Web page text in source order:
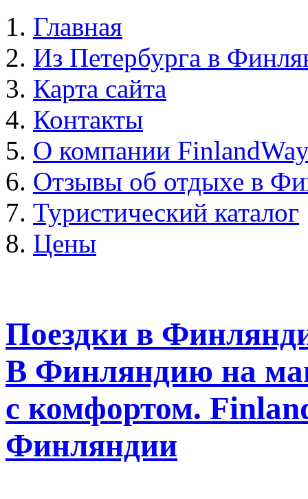
Главная
Из Петербурга в
Карта сайта
Контакты
О компании
Отзывы об отдыхе в
Туристический каталог
Цены
Поездки в
В Финляндию на
с комфортом.
Финляндии